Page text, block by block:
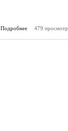
Подробнее
о
479